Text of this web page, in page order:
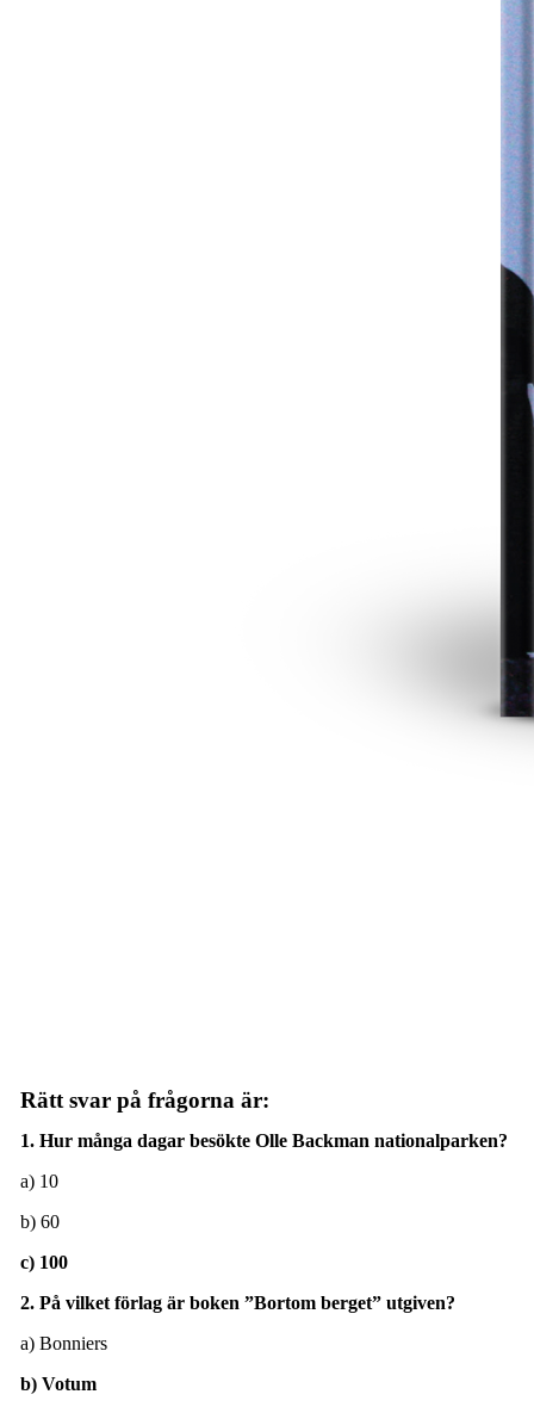
Rätt svar på frågorna är:
1. Hur många dagar besökte Olle Backman nationalparken?
a) 10
b) 60
c) 100
2. På vilket förlag är boken ”Bortom berget” utgiven?
a) Bonniers
b) Votum